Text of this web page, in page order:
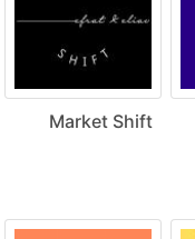
Market Shift